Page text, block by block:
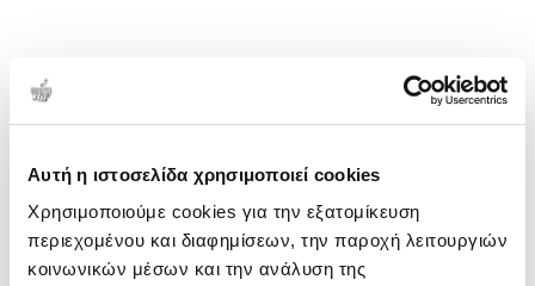
Αυτή η ιστοσελίδα χρησιμοποιεί cookies
Χρησιμοποιούμε cookies για την εξατομίκευση
περιεχομένου και διαφημίσεων, την παροχή λειτουργιών
κοινωνικών μέσων και την ανάλυση της